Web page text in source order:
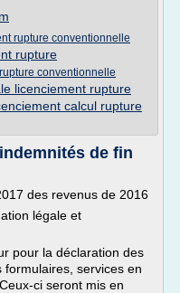
rupture conventionnelle
rupture
conventionnelle
licenciement rupture
calcul rupture
de fin
des revenus de 2016
légale et
pour la déclaration des
services en
ci seront mis en